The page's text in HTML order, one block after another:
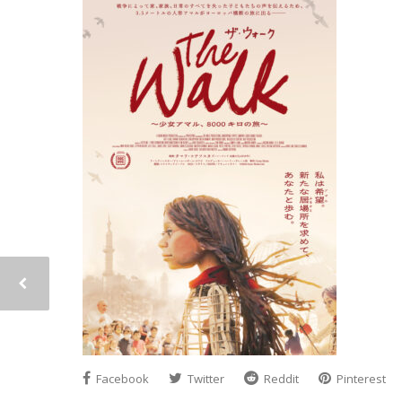
Facebook Twitter Reddit Pinterest